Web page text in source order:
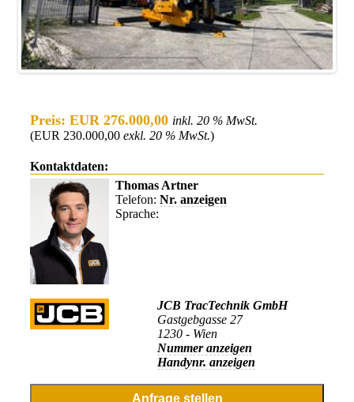
Preis: EUR 276.000,00 inkl. 20 % MwSt.
(EUR 230.000,00 exkl. 20 % MwSt.)
Kontaktdaten:
Thomas Artner
Telefon: Nr. anzeigen
Sprache:
JCB TracTechnik GmbH
Gastgebgasse 27
1230 - Wien
Nummer anzeigen
Handynr. anzeigen